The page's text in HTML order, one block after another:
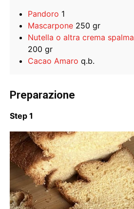
Pandoro 1
Mascarpone 250 gr
Nutella o altra crema
200 gr
Cacao Amaro q.b.
Preparazione
Step 1